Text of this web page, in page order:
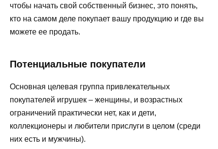
чтобы начать свой собственный бизнес, это понять,
кто на самом деле покупает вашу продукцию и где вы
можете ее продать.
Потенциальные покупатели
Основная целевая группа привлекательных
покупателей игрушек – женщины, и возрастных
ограничений практически нет, как и дети,
коллекционеры и любители прислуги в целом (среди
них есть и мужчины).